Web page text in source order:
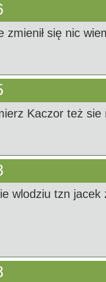
zmienił się nic
Kaczor też sie
wlodziu tzn